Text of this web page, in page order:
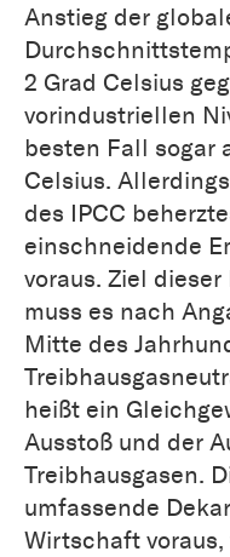
Anstieg der
2 Grad Celsius
vorindustriellen
besten Fall sogar
Celsius.
des IPCC
einschneidende
voraus. Ziel
muss es nach
Mitte des
heißt ein
Ausstoß und der
Treibhausgasen.
umfassende
Wirtschaft